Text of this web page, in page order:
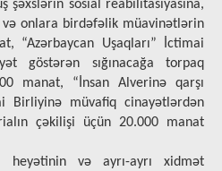
şəxslərin sosial reabilitasiyasına,
və onlara birdəfəlik müavinətlərin
“Azərbaycan Uşaqları” İctimai
göstərən sığınacağa torpaq
manat, “İnsan Alverinə qarşı
Birliyinə müvafiq cinayətlərdən
çəkilişi üçün 20.000 manat
heyətinin və ayrı-ayrı xidmət